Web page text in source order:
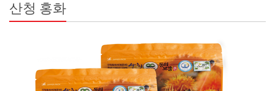
산청 홍화